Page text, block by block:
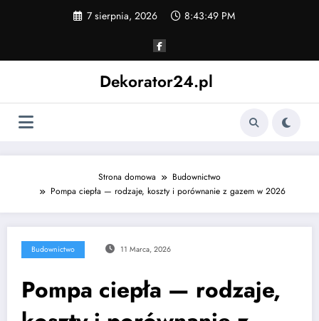
7 sierpnia, 2026 8:43:50 PM
Dekorator24.pl
Strona domowa
Budownictwo
Pompa ciepła — rodzaje, koszty i porównanie z gazem w 2026
Budownictwo 11 Marca, 2026
Pompa ciepła — rodzaje,